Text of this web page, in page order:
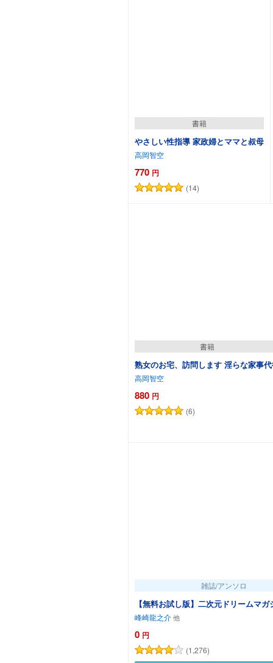
書籍
やさしい性指導 家政婦とママと叔母
高岡智空
770 円
(14)
カートに追加
書籍
熟女のお宅、訪問します 淫らな家事
高岡智空
880 円
(6)
雑誌/アンソロ
【無料お試し版】二次元ドリームマ
峰崎龍之介
0 円
(1,276)